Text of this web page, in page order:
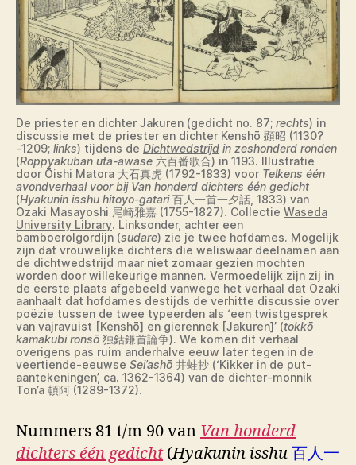
De priester en dichter Jakuren (gedicht no. 87; rechts) in
discussie met de priester en dichter Kenshō 顕昭 (1130?
-1209; links) tijdens de Dichtwedstrijd in zeshonderd ronden
(Roppyakuban uta-awase 六百番歌合) in 1193. Illustratie
door Ōishi Matora 大石真虎 (1792-1833) voor Telkens één
avondverhaal voor bij Van honderd dichters één gedicht
(Hyakunin isshu hitoyo-gatari百人一首一夕話, 1833) van
Ozaki Masayoshi 尾崎雅嘉 (1755-1827). Collectie Waseda
University Library. Linksonder, achter een
bamboerolgordijn (sudare) zie je twee hofdames. Mogelijk
zijn dat vrouwelijke dichters die weliswaar deelnamen aan
de dichtwedstrijd maar niet zomaar gezien mochten
worden door willekeurige mannen. Vermoedelijk zijn zij in
de eerste plaats afgebeeld vanwege het verhaal dat Ozaki
aanhaalt dat hofdames destijds de verhitte discussie over
poëzie tussen de twee typeerden als ‘een twistgesprek
van vajravuist [Kenshō] en gierennek [Jakuren]’ (tokkō
kamakubi ronsō 独鈷鎌首論争). We komen dit verhaal
overigens pas ruim anderhalve eeuw later tegen in de
veertiende-eeuwse Sei’ashō 井蛙抄 (‘Kikker in de put-
aantekeningen’, ca. 1362-1364) van de dichter-monnik
Ton’a 頓阿 (1289-1372).
Nummers 81 t/m 90 van Van honderd
dichters één gedicht(Hyakunin isshu 百人一